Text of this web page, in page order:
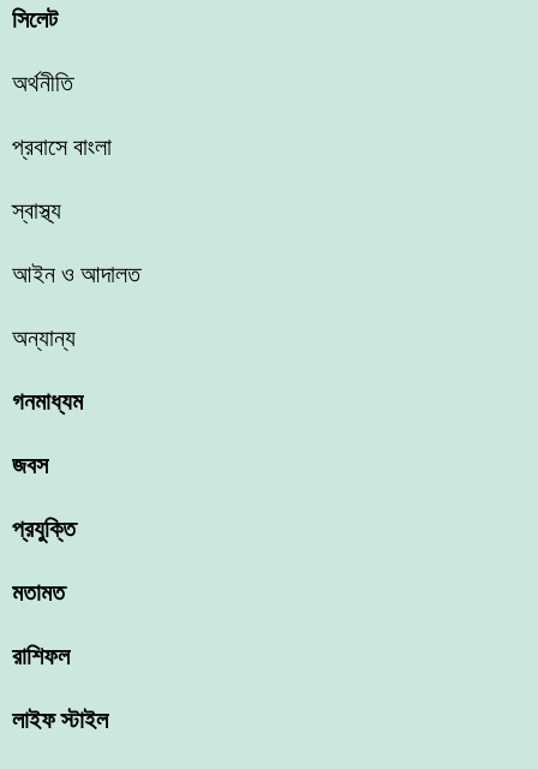
সিলেট
অর্থনীতি
প্রবাসে বাংলা
স্বাস্থ্য
আইন ও আদালত
অন্যান্য
গনমাধ্যম
জবস
প্রযুক্তি
মতামত
রাশিফল
লাইফ স্টাইল